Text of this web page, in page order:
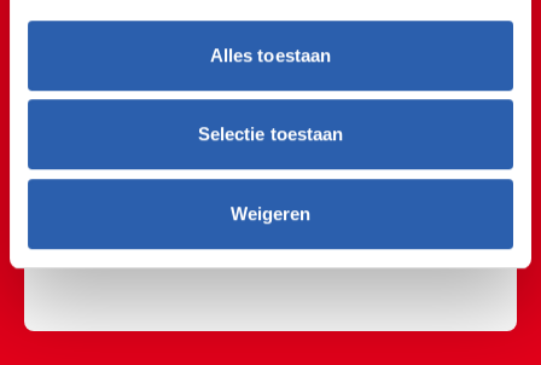
Alles toestaan
Selectie toestaan
Weigeren
@rocvantwente
je een strafbaar feit snel opzoekt in een
wettenbundel. 📚 Zo ben jij klaar om elke overtreding
te tackelen! 💪💥#rocvantwente#juridisch#legal
#mbo#wettenbundel#studentlife#howto